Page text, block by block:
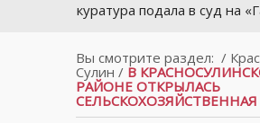
Прокуратура подала в суд на
Вы смотрите раздел: /
Сулин / В
РАЙОНЕ ОТКРЫЛАСЬ